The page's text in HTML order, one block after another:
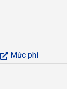
Mức phí